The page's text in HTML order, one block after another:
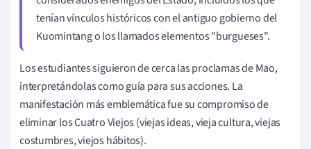
tenían vínculos históricos con el antiguo gobierno del
Kuomintang o los llamados elementos "burgueses".
Los estudiantes siguieron de cerca las proclamas de Mao,
interpretándolas como guía para sus acciones. La
manifestación más emblemática fue su compromiso de
eliminar los Cuatro Viejos (viejas ideas, vieja cultura, viejas
costumbres, viejos hábitos).